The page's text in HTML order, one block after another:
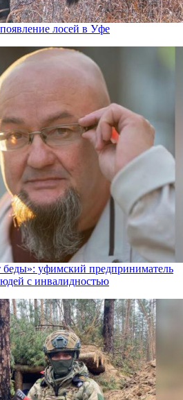
лосей в Уфе
беды»: уфимский предприниматель
с инвалидностью